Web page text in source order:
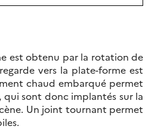
est obtenu par la rotation de
vers la plate-forme est
chaud embarqué permet
qui sont donc implantés sur la
Un joint tournant permet